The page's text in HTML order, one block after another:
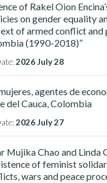
of Rakel Oion
on gender equality
of armed conflict and
(1990-2018)”
2026 July 28
agentes de
del Cauca, Colombia
2026 July 27
Mujika Chao and Linda
of feminist
wars and peace